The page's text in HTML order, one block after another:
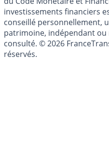
investissement au sens des
du Code Monétaire et
investissements financiers
conseillé personnellement,
patrimoine, indépendant ou
consulté. © 2026